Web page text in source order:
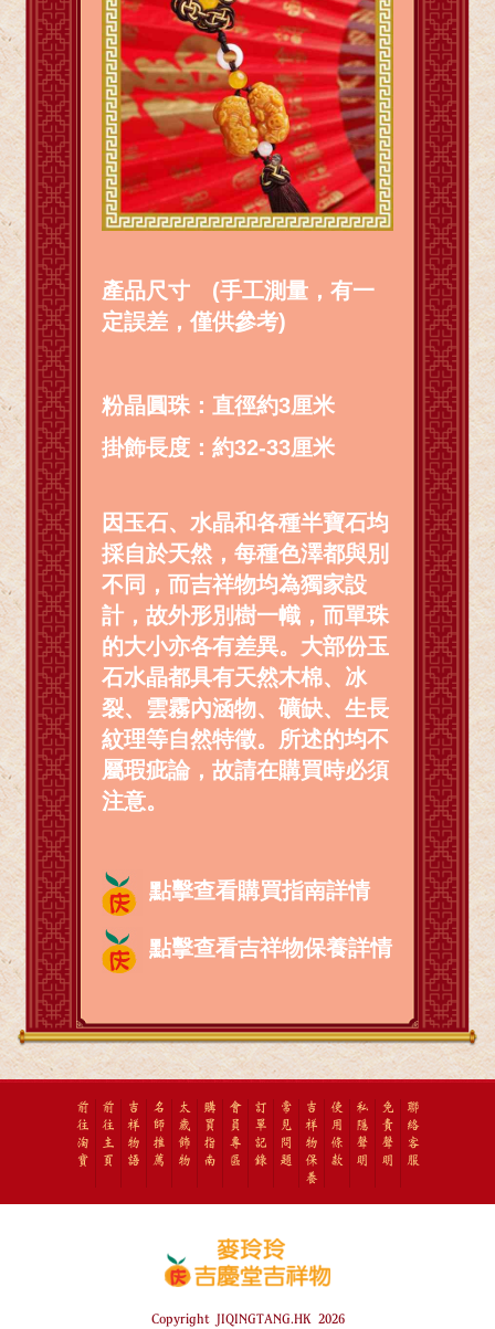
產品尺寸 (手工測量，有一
定誤差，僅供參考)
粉晶圓珠：直徑約3厘米
掛飾長度：約32-33厘米
因玉石、水晶和各種半寶石均
採自於天然，每種色澤都與別
不同，而吉祥物均為獨家設
計，故外形別樹一幟，而單珠
的大小亦各有差異。大部份玉
石水晶都具有天然木棉、冰
裂、雲霧內涵物、礦缺、生長
紋理等自然特徵。所述的均不
屬瑕疵論，故請在購買時必須
注意。
點擊查看購買指南詳情
點擊查看吉祥物保養詳情
前
往
淘
寶
前
往
主
頁
吉
祥
物
語
名
師
推
薦
太
歲
飾
物
購
買
指
南
會
員
專
區
訂
單
記
錄
常
見
問
題
吉
祥
物
保
養
使
用
條
款
私
隱
聲
明
免
責
聲
明
聯
絡
客
服
Copyright JIQINGTANG.HK 2026